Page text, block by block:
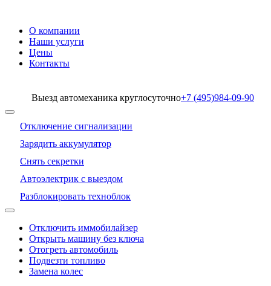
О компании
Наши услуги
Цены
Контакты
Выезд автомеханика круглосуточно+7 (495)984-09-90
Отключение сигнализации
Зарядить аккумулятор
Снять секретки
Автоэлектрик с выездом
Разблокировать техноблок
Отключить иммобилайзер
Открыть машину без ключа
Отогреть автомобиль
Подвезти топливо
Замена колес